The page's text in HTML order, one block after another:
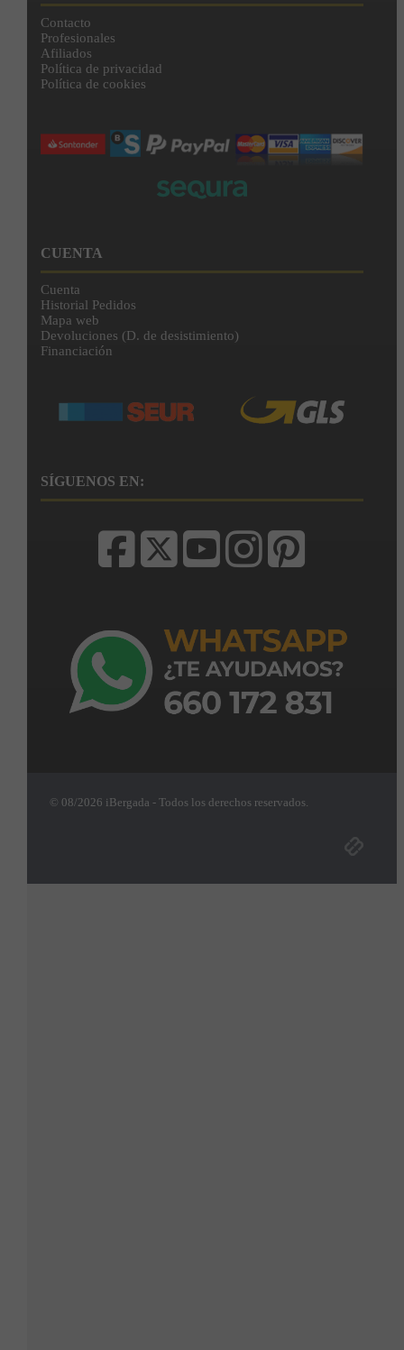
Contacto
Profesionales
Afiliados
Política de privacidad
Política de cookies
CUENTA
Cuenta
Historial Pedidos
Mapa web
Devoluciones (D. de desistimiento)
Financiación
SÍGUENOS EN:
© 08/2026 iBergada - Todos los derechos reservados.